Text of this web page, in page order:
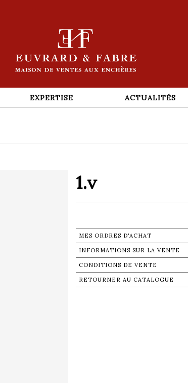
EXPERTISE ACTUALITÉS
1.v
MES ORDRES D'ACHAT
INFORMATIONS SUR LA VENTE
CONDITIONS DE VENTE
RETOURNER AU CATALOGUE